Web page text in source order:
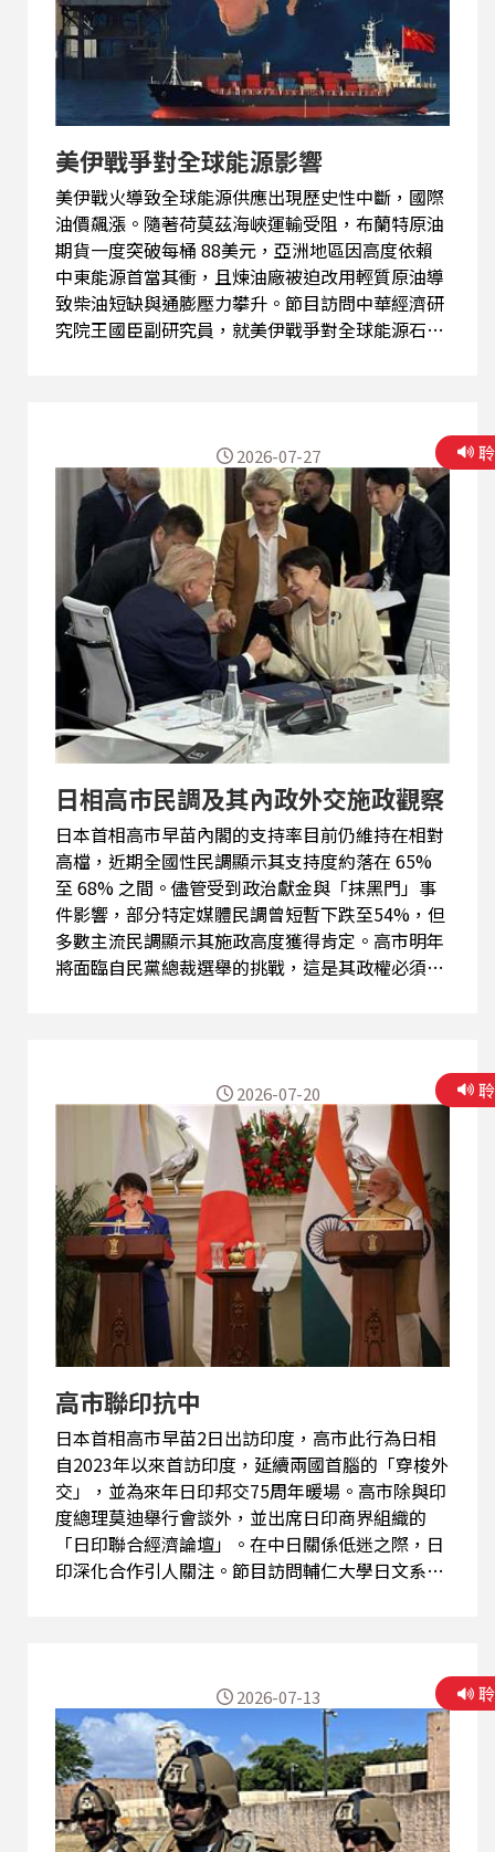
美伊戰爭對全球能源影響
美伊戰火導致全球能源供應出現歷史性中斷，國際
油價飆漲。隨著荷莫茲海峽運輸受阻，布蘭特原油
期貨一度突破每桶 88美元，亞洲地區因高度依賴
中東能源首當其衝，且煉油廠被迫改用輕質原油導
致柴油短缺與通膨壓力攀升。節目訪問中華經濟研
究院王國臣副研究員，就美伊戰爭對全球能源石油
日相高市民調及其內政外交施政觀察
日本首相高市早苗內閣的支持率目前仍維持在相對
高檔，近期全國性民調顯示其支持度約落在 65%
至 68% 之間。儘管受到政治獻金與「抹黑門」事
件影響，部分特定媒體民調曾短暫下跌至54%，但
多數主流民調顯示其施政高度獲得肯定。高市明年
將面臨自民黨總裁選舉的挑戰，這是其政權必須要
2026-07-27
高市聯印抗中
日本首相高市早苗2日出訪印度，高市此行為日相
自2023年以來首訪印度，延續兩國首腦的「穿梭外
交」，並為來年日印邦交75周年暖場。高市除與印
度總理莫迪舉行會談外，並出席日印商界組織的
「日印聯合經濟論壇」。在中日關係低迷之際，日
印深化合作引人關注。節目訪問輔仁大學日文系何
2026-07-20
2026-07-13